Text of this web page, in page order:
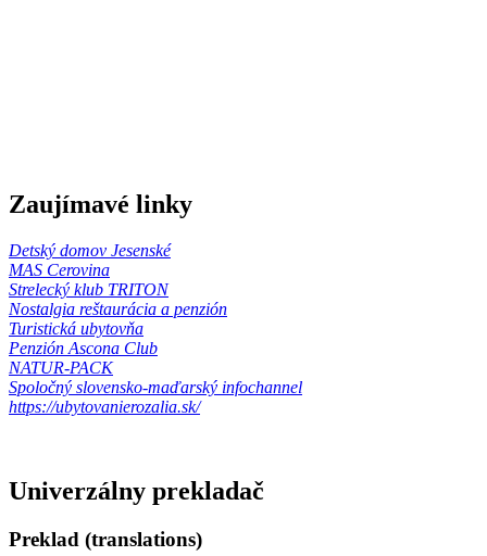
Zaujímavé linky
Detský domov Jesenské
MAS Cerovina
Strelecký klub TRITON
Nostalgia reštaurácia a penzión
Turistická ubytovňa
Penzión Ascona Club
NATUR-PACK
Spoločný slovensko-maďarský infochannel
https://ubytovanierozalia.sk/
Univerzálny prekladač
Preklad (translations)